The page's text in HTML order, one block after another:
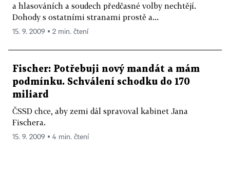
a hlasováních a soudech předčasné volby nechtějí.
Dohody s ostatními stranami prostě a...
15. 9. 2009 ▪ 2 min. čtení
Fischer: Potřebuji nový mandát a mám
podmínku. Schválení schodku do 170
miliard
ČSSD chce, aby zemi dál spravoval kabinet Jana
Fischera.
15. 9. 2009 ▪ 4 min. čtení